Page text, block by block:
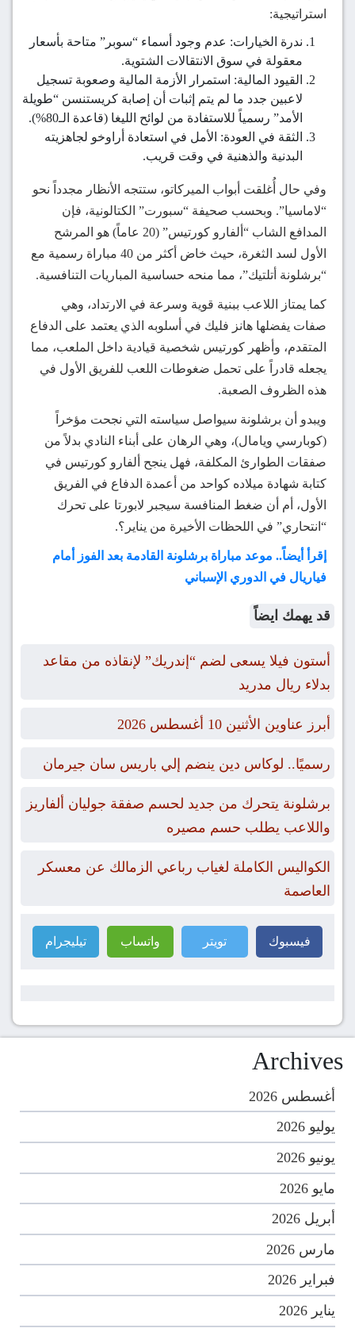
استراتيجية:
ندرة الخيارات: عدم وجود أسماء “سوبر” متاحة بأسعار
معقولة في سوق الانتقالات الشتوية.
القيود المالية: استمرار الأزمة المالية وصعوبة تسجيل
لاعبين جدد ما لم يتم إثبات أن إصابة كريستنسن “طويلة
الأمد” رسمياً للاستفادة من لوائح الليغا (قاعدة الـ80%).
الثقة في العودة: الأمل في استعادة أراوخو لجاهزيته
البدنية والذهنية في وقت قريب.
وفي حال أُغلقت أبواب الميركاتو، ستتجه الأنظار مجدداً نحو
“لاماسيا”. وبحسب صحيفة “سبورت” الكتالونية، فإن
المدافع الشاب “ألفارو كورتيس” (20 عاماً) هو المرشح
الأول لسد الثغرة، حيث خاض أكثر من 40 مباراة رسمية مع
“برشلونة أتلتيك”، مما منحه حساسية المباريات التنافسية.
كما يمتاز اللاعب ببنية قوية وسرعة في الارتداد، وهي
صفات يفضلها هانز فليك في أسلوبه الذي يعتمد على الدفاع
المتقدم، وأظهر كورتيس شخصية قيادية داخل الملعب، مما
يجعله قادراً على تحمل ضغوطات اللعب للفريق الأول في
هذه الظروف الصعبة.
ويبدو أن برشلونة سيواصل سياسته التي نجحت مؤخراً
(كوبارسي ويامال)، وهي الرهان على أبناء النادي بدلاً من
صفقات الطوارئ المكلفة، فهل ينجح ألفارو كورتيس في
كتابة شهادة ميلاده كواحد من أعمدة الدفاع في الفريق
الأول، أم أن ضغط المنافسة سيجبر لابورتا على تحرك
“انتحاري” في اللحظات الأخيرة من يناير؟.
إقرأ أيضاً.. موعد مباراة برشلونة القادمة بعد الفوز أمام
فياريال في الدوري الإسباني
قد يهمك ايضاً
أستون فيلا يسعى لضم “إندريك” لإنقاذه من مقاعد
بدلاء ريال مدريد
أبرز عناوين الأثنين 10 أغسطس 2026
رسميًا.. لوكاس دين ينضم إلي باريس سان جيرمان
برشلونة يتحرك من جديد لحسم صفقة جوليان ألفاريز
واللاعب يطلب حسم مصيره
الكواليس الكاملة لغياب رباعي الزمالك عن معسكر
العاصمة
فيسبوك تويتر واتساب تيليجرام
Archives
أغسطس 2026
يوليو 2026
يونيو 2026
مايو 2026
أبريل 2026
مارس 2026
فبراير 2026
يناير 2026